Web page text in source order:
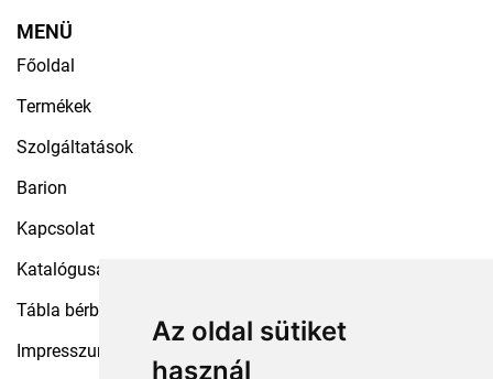
Az oldal sütiket
használ
MENÜ
Főoldal
Termékek
Szolgáltatások
Barion
Kapcsolat
Katalógusaink
Tábla bérbeadás
Impresszum